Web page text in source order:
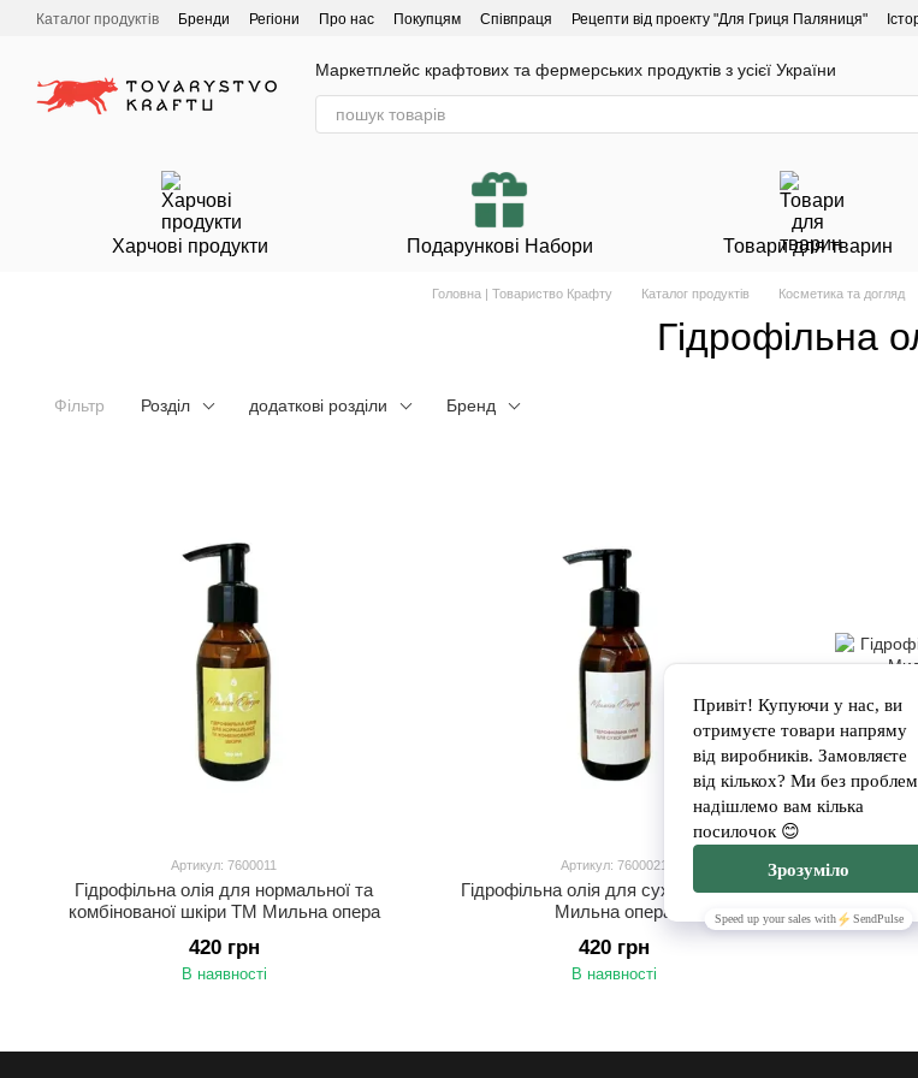
Перейти до основного контенту
Каталог продуктів Бренди Регіони Про нас Покупцям Співпраця Рецепти від проекту "Для Гриця Паляниця"
Маркетплейс крафтових та фермерських продуктів з усієї України
Харчові продукти Подарункові Набори Товари для тварин
Головна | Товариство Крафту Каталог продуктів Косметика та догляд
Гідрофільна
Фільтр Розділ додаткові розділи Бренд
Артикул: 7600011
Гідрофільна олія для нормальної та
комбінованої шкіри ТМ Мильна опера
420 грн
В наявності
Артикул: 7600021
Гідрофільна олія для сухої шкіри ТМ
Мильна опера
420 грн
В наявності